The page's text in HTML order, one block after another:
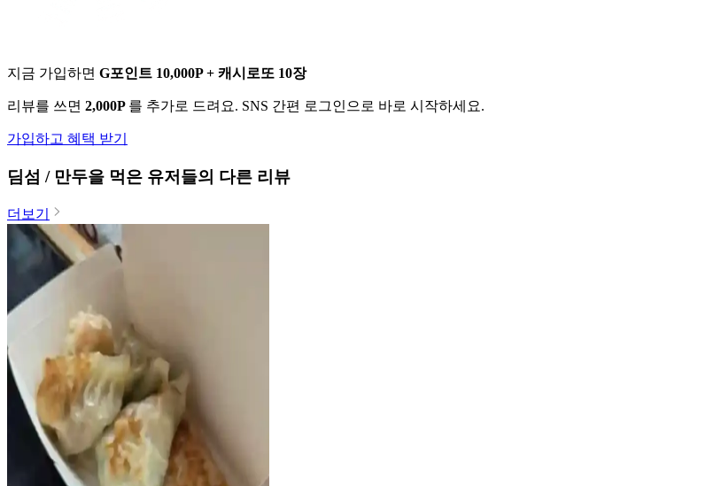
지금 가입하면 G포인트 10,000P + 캐시로또 10장
리뷰를 쓰면 2,000P 를 추가로 드려요. SNS 간편 로그인으로 바로 시작하세요.
가입하고 혜택 받기
딤섬 / 만두을 먹은 유저들의 다른 리뷰
더보기